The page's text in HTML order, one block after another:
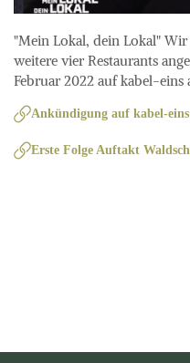
"Mein Lokal, dein Lokal"
weitere vier Restaurants
Februar 2022 auf kabel-eins
Ankündigung auf kabel-eins
Erste Folge Auftakt